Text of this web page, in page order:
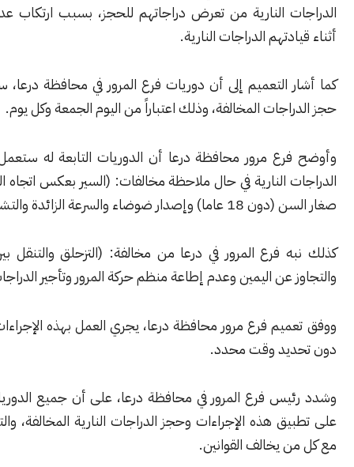
النارية من تعرض دراجاتهم للحجز، بسبب ارتكاب عدة مخالفات
الدراجات النارية.
التعميم إلى أن دوريات فرع المرور في محافظة درعا، ستعمل على
المخالفة، وذلك اعتباراً من اليوم الجمعة وكل يوم.
مرور محافظة درعا أن الدوريات التابعة له ستعمل على حجز
النارية في حال ملاحظة مخالفات: (السير بعكس اتجاه السير وقيادة
والسرعة الزائدة والتشبيب).
فرع المرور في درعا من مخالفة: (التزحلق والتنقل بين السيارات
عن اليمين وعدم إطاعة منظم حركة المرور وتأجير الدراجات).
فرع مرور محافظة درعا، يجري العمل بهذه الإجراءات ليلاً ونهاراً
وقت محدد.
فرع المرور في محافظة درعا، على أن جميع الدوريات ستعمل
هذه الإجراءات وحجز الدراجات النارية المخالفة، والتعامل بحزم
يخالف القوانين.